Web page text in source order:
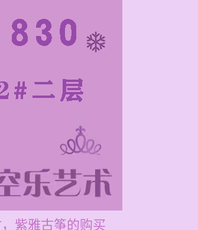
紫雅古筝的购买